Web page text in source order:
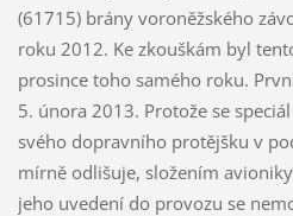
(61715) brány voroněžského
roku 2012. Ke zkouškám byl
prosince toho samého roku.
5. února 2013. Protože se
svého dopravního protějšku v
mírně odlišuje, složením
jeho uvedení do provozu se